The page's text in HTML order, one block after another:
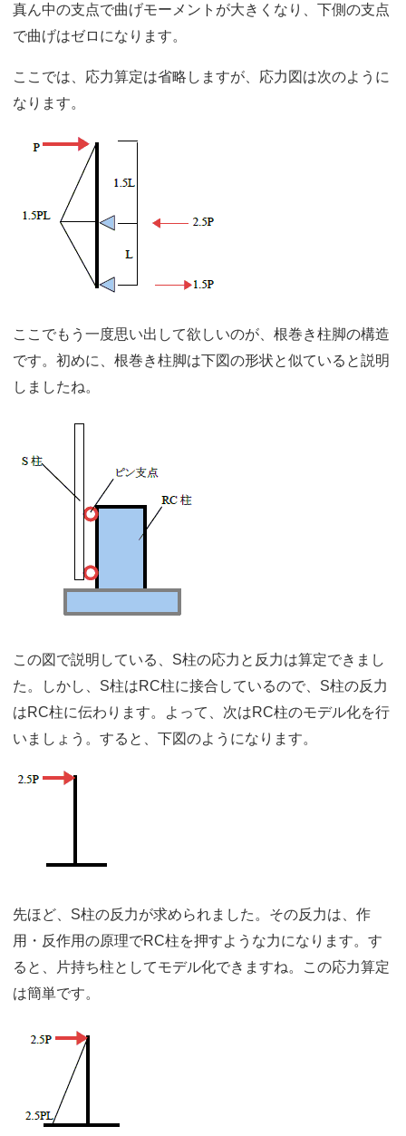
真ん中の支点で曲げモーメントが大きくなり、下側の支点
で曲げはゼロになります。
ここでは、応力算定は省略しますが、応力図は次のように
なります。
ここでもう一度思い出して欲しいのが、根巻き柱脚の構造
です。初めに、根巻き柱脚は下図の形状と似ていると説明
しましたね。
この図で説明している、S柱の応力と反力は算定できまし
た。しかし、S柱はRC柱に接合しているので、S柱の反力
はRC柱に伝わります。よって、次はRC柱のモデル化を行
いましょう。すると、下図のようになります。
先ほど、S柱の反力が求められました。その反力は、作
用・反作用の原理でRC柱を押すような力になります。す
ると、片持ち柱としてモデル化できますね。この応力算定
は簡単です。